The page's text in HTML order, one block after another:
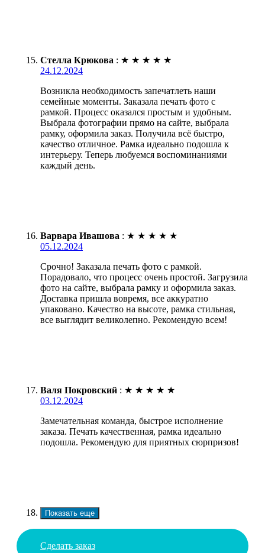
Стелла Крюкова : ★ ★ ★ ★ ★
24.12.2024
Возникла необходимость запечатлеть наши
семейные моменты. Заказала печать фото с
рамкой. Процесс оказался простым и удобным.
Выбрала фотографии прямо на сайте, выбрала
рамку, оформила заказ. Получила всё быстро,
качество отличное. Рамка идеально подошла к
интерьеру. Теперь любуемся воспоминаниями
каждый день.
Варвара Ивашова : ★ ★ ★ ★ ★
05.12.2024
Срочно! Заказала печать фото с рамкой.
Порадовало, что процесс очень простой. Загрузила
фото на сайте, выбрала рамку и оформила заказ.
Доставка пришла вовремя, все аккуратно
упаковано. Качество на высоте, рамка стильная,
все выглядит великолепно. Рекомендую всем!
Валя Покровский : ★ ★ ★ ★ ★
03.12.2024
Замечательная команда, быстрое исполнение
заказа. Печать качественная, рамка идеально
подошла. Рекомендую для приятных сюрпризов!
Показать еще
Сделать заказ